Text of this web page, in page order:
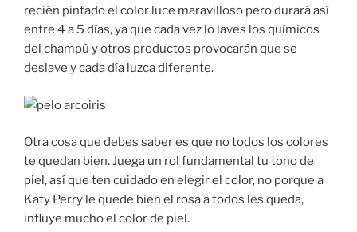
recién pintado el color luce maravilloso pero durará así
entre 4 a 5 días, ya que cada vez lo laves los químicos
del champú y otros productos provocarán que se
deslave y cada día luzca diferente.
Otra cosa que debes saber es que no todos los colores
te quedan bien. Juega un rol fundamental tu tono de
piel, así que ten cuidado en elegir el color, no porque a
Katy Perry le quede bien el rosa a todos les queda,
influye mucho el color de piel.